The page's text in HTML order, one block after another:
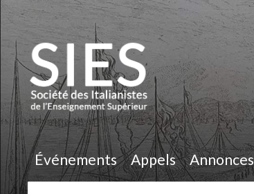
Événements Appels Annonces